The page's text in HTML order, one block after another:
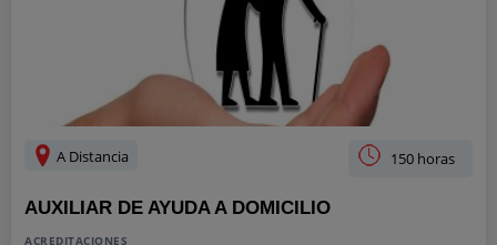
A Distancia 150 horas
AUXILIAR DE AYUDA A DOMICILIO
ACREDITACIONES